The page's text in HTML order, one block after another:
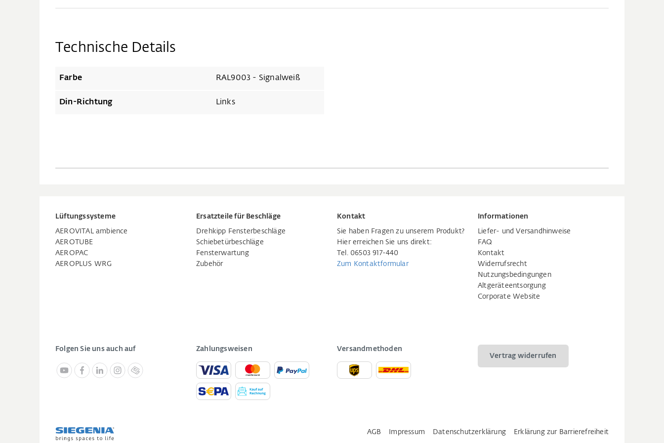
Technische Details
Farbe RAL9003 - Signalweiß
Din-Richtung Links
Lüftungssysteme
AEROVITAL ambience
AEROTUBE
AEROPAC
AEROPLUS WRG
Ersatzteile für Beschläge
Drehkipp Fensterbeschläge
Schiebetürbeschläge
Fensterwartung
Zubehör
Kontakt
Sie haben Fragen zu unserem Produkt?
Hier erreichen Sie uns direkt:
Tel. 06503 917-440
Zum Kontaktformular
Informationen
Liefer- und Versandhinweise
FAQ
Kontakt
Widerrufsrecht
Nutzungsbedingungen
Altgeräteentsorgung
Corporate Website
Folgen Sie uns auch auf Zahlungsweisen
Versandmethoden
Vertrag widerrufen
AGB Impressum Datenschutzerklärung Erklärung zur Barrierefreiheit